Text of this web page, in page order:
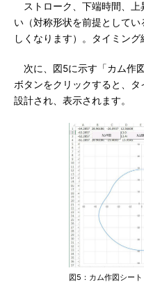
ストローク、下端時間、上
い（対称形状を前提として
しくなります）。タイミング
次に、図5に示す「カム作
ボタンをクリックすると、
設計され、表示されます。
図5：カム作図シート